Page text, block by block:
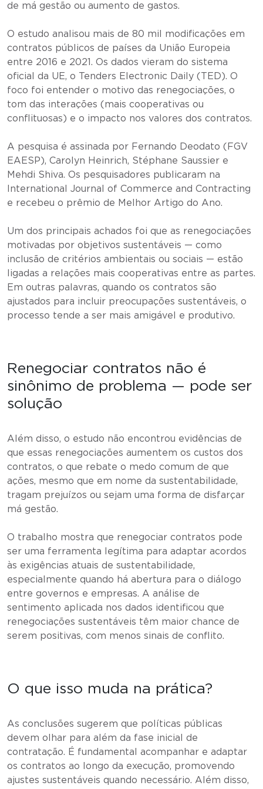
de má gestão ou aumento de gastos.
O estudo analisou mais de 80 mil modificações em
contratos públicos de países da União Europeia
entre 2016 e 2021. Os dados vieram do sistema
oficial da UE, o Tenders Electronic Daily (TED). O
foco foi entender o motivo das renegociações, o
tom das interações (mais cooperativas ou
conflituosas) e o impacto nos valores dos contratos.
A pesquisa é assinada por Fernando Deodato (FGV
EAESP), Carolyn Heinrich, Stéphane Saussier e
Mehdi Shiva. Os pesquisadores publicaram na
International Journal of Commerce and Contracting
e recebeu o prêmio de Melhor Artigo do Ano.
Um dos principais achados foi que as renegociações
motivadas por objetivos sustentáveis — como
inclusão de critérios ambientais ou sociais — estão
ligadas a relações mais cooperativas entre as partes.
Em outras palavras, quando os contratos são
ajustados para incluir preocupações sustentáveis, o
processo tende a ser mais amigável e produtivo.
Renegociar contratos não é
sinônimo de problema — pode ser
solução
Além disso, o estudo não encontrou evidências de
que essas renegociações aumentem os custos dos
contratos, o que rebate o medo comum de que
ações, mesmo que em nome da sustentabilidade,
tragam prejuízos ou sejam uma forma de disfarçar
má gestão.
O trabalho mostra que renegociar contratos pode
ser uma ferramenta legítima para adaptar acordos
às exigências atuais de sustentabilidade,
especialmente quando há abertura para o diálogo
entre governos e empresas. A análise de
sentimento aplicada nos dados identificou que
renegociações sustentáveis têm maior chance de
serem positivas, com menos sinais de conflito.
O que isso muda na prática?
As conclusões sugerem que políticas públicas
devem olhar para além da fase inicial de
contratação. É fundamental acompanhar e adaptar
os contratos ao longo da execução, promovendo
ajustes sustentáveis quando necessário. Além disso,